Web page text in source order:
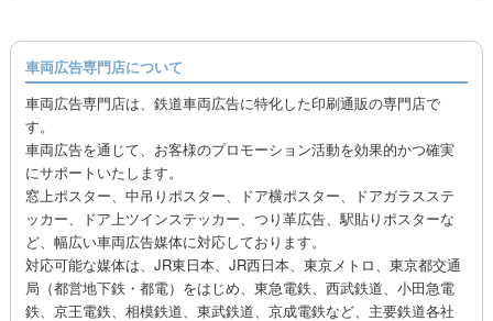
車両広告専門店について
車両広告専門店は、鉄道車両広告に特化した印刷通販の専門店で
す。
車両広告を通じて、お客様のプロモーション活動を効果的かつ確実
にサポートいたします。
窓上ポスター、中吊りポスター、ドア横ポスター、ドアガラスステ
ッカー、ドア上ツインステッカー、つり革広告、駅貼りポスターな
ど、幅広い車両広告媒体に対応しております。
対応可能な媒体は、JR東日本、JR西日本、東京メトロ、東京都交通
局（都営地下鉄・都電）をはじめ、東急電鉄、西武鉄道、小田急電
鉄、京王電鉄、相模鉄道、東武鉄道、京成電鉄など、主要鉄道各社